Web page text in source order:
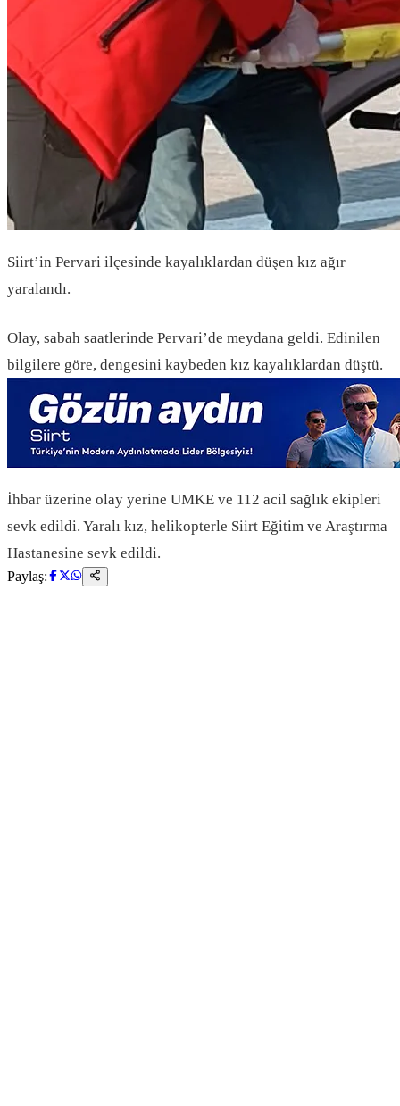
Siirt’in Pervari ilçesinde kayalıklardan düşen kız ağır
yaralandı.
Olay, sabah saatlerinde Pervari’de meydana geldi. Edinilen
bilgilere göre, dengesini kaybeden kız kayalıklardan düştü.
İhbar üzerine olay yerine UMKE ve 112 acil sağlık ekipleri
sevk edildi. Yaralı kız, helikopterle Siirt Eğitim ve Araştırma
Hastanesine sevk edildi.
Paylaş: